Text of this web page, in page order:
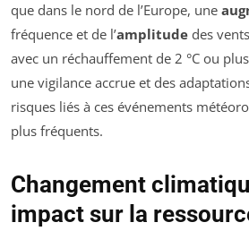
que dans le nord de l’Europe, une
fréquence et de l’amplitude des
avec un réchauffement de 2 °C ou
une vigilance accrue et des
risques liés à ces événements
plus fréquents.
Changement
impact sur la